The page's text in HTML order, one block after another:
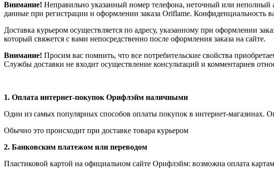
Внимание! Неправильно указанный номер телефона, неточный или неполный
данные при регистрации и оформлении заказа Oriflame. Конфиденциальность
Доставка курьером осуществляется по адресу, указанному при оформлении
который свяжется с вами непосредственно после оформления заказа на сайте.
Внимание! Просим вас помнить, что все потребительские свойства
Службы доставки не входит осуществление консультаций и комментариев
1. Оплата интернет-покупок Орифлэйм наличными
Один из самых популярных способов оплаты покупок в интернет-магазинах.
Обычно это происходит при доставке товара курьером
2. Банковским платежом или переводом
Пластиковой картой на официальном сайте Орифлэйм: возможна оплата